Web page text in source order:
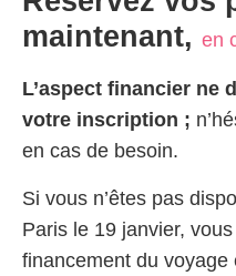
maintenant, en
L’aspect financier ne
votre inscription ;
en cas de besoin.
Si vous n’êtes pas
Paris le 19 janvier,
financement du voyage